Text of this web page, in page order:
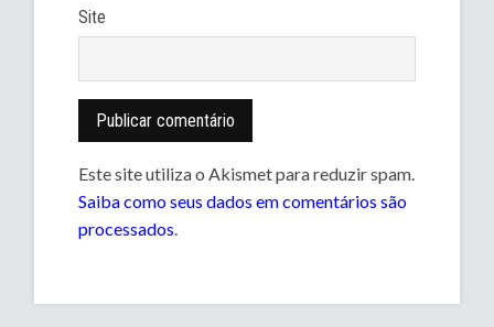
Site
Este site utiliza o Akismet para reduzir spam.
Saiba como seus dados em comentários são
processados